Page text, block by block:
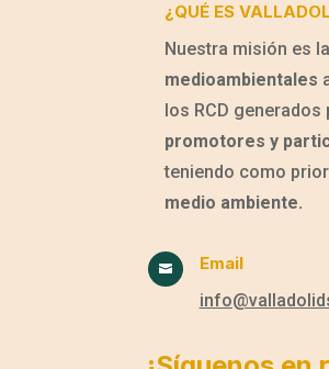
¿QUÉ ES
Nuestra misión es
medioambientales
los RCD generados
promotores y
teniendo como
medio ambiente.

Email